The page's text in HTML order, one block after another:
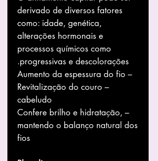
derivado de diversos fatores
como: idade, genética,
alterações hormonais e
processos químicos como
progressivas e descolorações.
– Aumento da espessura do fio
– Revitalização do couro
cabeludo
– Confere brilho e hidratação,
mantendo o balanço natural dos
fios